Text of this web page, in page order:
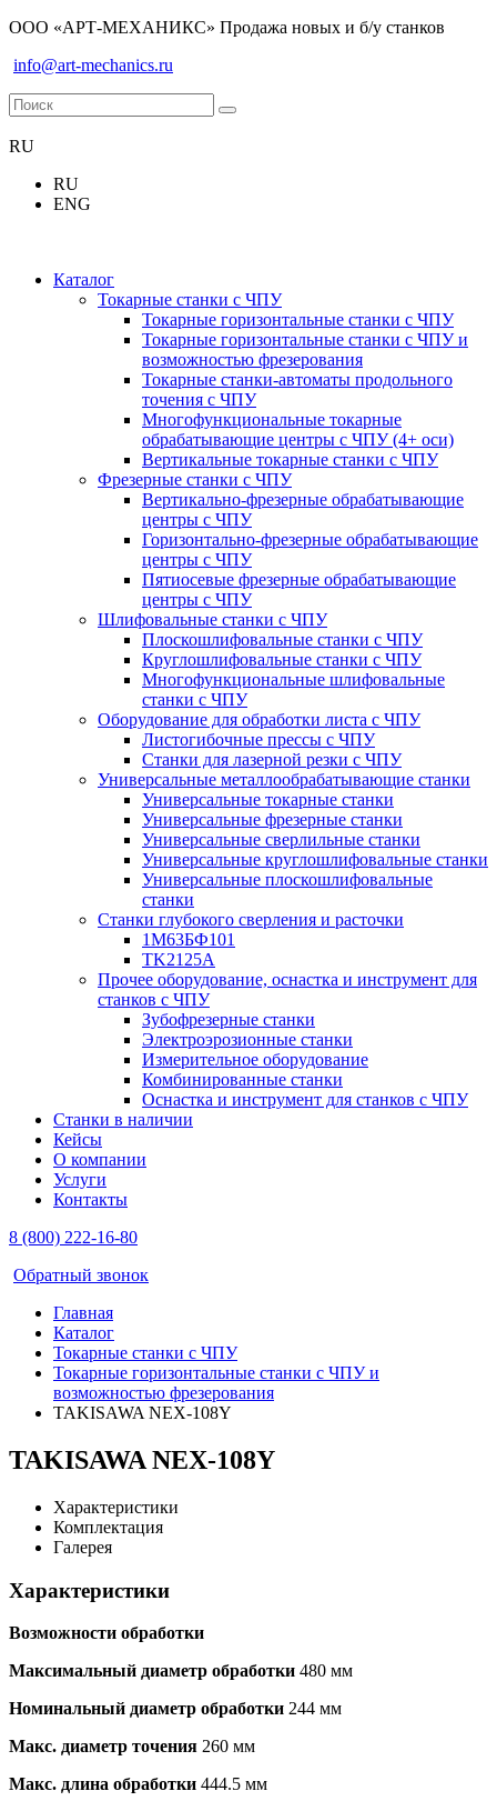
ООО «АРТ-МЕХАНИКС» Продажа новых и б/у станков
info@art-mechanics.ru
RU
RU
ENG
Каталог
Токарные станки с ЧПУ
Токарные горизонтальные станки с ЧПУ
Токарные горизонтальные станки с ЧПУ и
возможностью фрезерования
Токарные станки-автоматы продольного
точения с ЧПУ
Многофункциональные токарные
обрабатывающие центры с ЧПУ (4+ оси)
Вертикальные токарные станки с ЧПУ
Фрезерные станки с ЧПУ
Вертикально-фрезерные обрабатывающие
центры с ЧПУ
Горизонтально-фрезерные обрабатывающие
центры с ЧПУ
Пятиосевые фрезерные обрабатывающие
центры с ЧПУ
Шлифовальные станки с ЧПУ
Плоскошлифовальные станки с ЧПУ
Круглошлифовальные станки с ЧПУ
Многофункциональные шлифовальные
станки с ЧПУ
Оборудование для обработки листа с ЧПУ
Листогибочные прессы с ЧПУ
Станки для лазерной резки с ЧПУ
Универсальные металлообрабатывающие станки
Универсальные токарные станки
Универсальные фрезерные станки
Универсальные сверлильные станки
Универсальные круглошлифовальные станки
Универсальные плоскошлифовальные
станки
Станки глубокого сверления и расточки
1М63БФ101
TK2125A
Прочее оборудование, оснастка и инструмент для
станков с ЧПУ
Зубофрезерные станки
Электроэрозионные станки
Измерительное оборудование
Комбинированные станки
Оснастка и инструмент для станков с ЧПУ
Станки в наличии
Кейсы
О компании
Услуги
Контакты
8 (800) 222-16-80
Обратный звонок
Главная
Каталог
Токарные станки с ЧПУ
Токарные горизонтальные станки с ЧПУ и
возможностью фрезерования
TAKISAWA NEX-108Y
TAKISAWA NEX-108Y
Характеристики
Комплектация
Галерея
Характеристики
Возможности обработки
Максимальный диаметр обработки 480 мм
Номинальный диаметр обработки 244 мм
Макс. диаметр точения 260 мм
Макс. длина обработки 444.5 мм